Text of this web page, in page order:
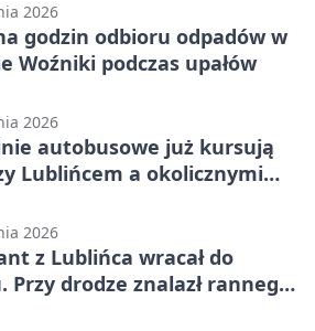
2026
godzin odbioru odpadów w
Woźniki podczas upałów
2026
autobusowe już kursują
Lublińcem a okolicznymi
2026
z Lublińca wracał do
Przy drodze znalazł rannego